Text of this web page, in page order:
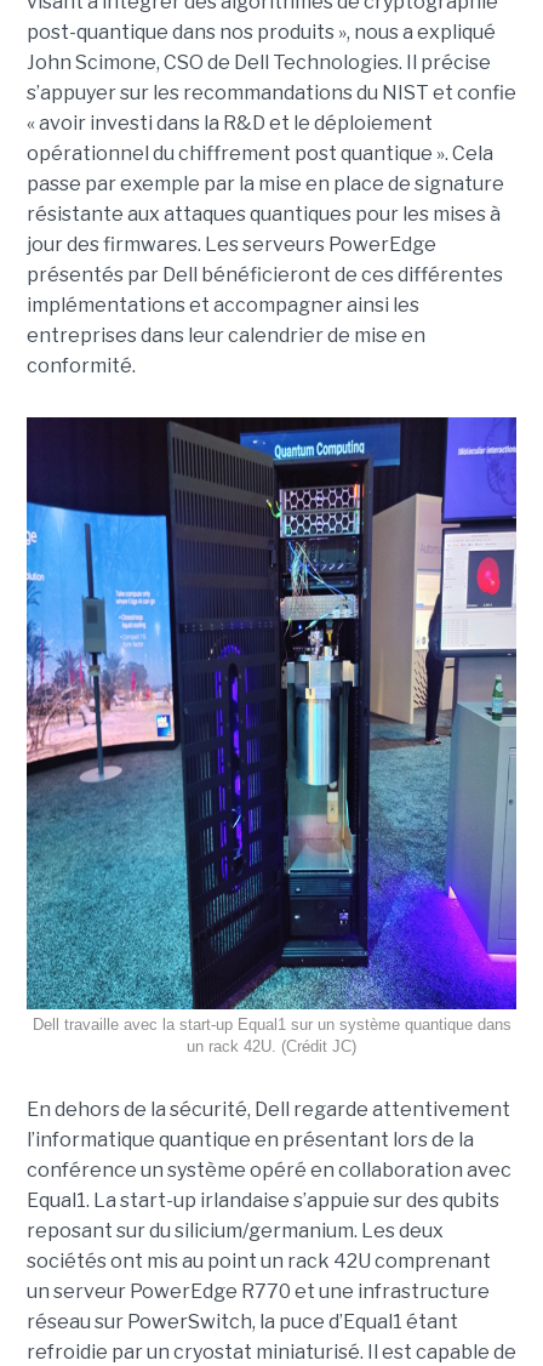
post-quantique dans nos produits », nous a expliqué
John Scimone, CSO de Dell Technologies. Il précise
s’appuyer sur les recommandations du NIST et confie
« avoir investi dans la R&D et le déploiement
opérationnel du chiffrement post quantique ». Cela
passe par exemple par la mise en place de signature
résistante aux attaques quantiques pour les mises à
jour des firmwares. Les serveurs PowerEdge
présentés par Dell bénéficieront de ces différentes
implémentations et accompagner ainsi les
entreprises dans leur calendrier de mise en
conformité.
Dell travaille avec la start-up Equal1 sur un système quantique dans
un rack 42U. (Crédit JC)
En dehors de la sécurité, Dell regarde attentivement
l’informatique quantique en présentant lors de la
conférence un système opéré en collaboration avec
Equal1. La start-up irlandaise s’appuie sur des qubits
reposant sur du silicium/germanium. Les deux
sociétés ont mis au point un rack 42U comprenant
un serveur PowerEdge R770 et une infrastructure
réseau sur PowerSwitch, la puce d’Equal1 étant
refroidie par un cryostat miniaturisé. Il est capable de